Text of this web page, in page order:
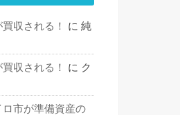
収される！ に 純
収される！ に ク
市が準備資産の